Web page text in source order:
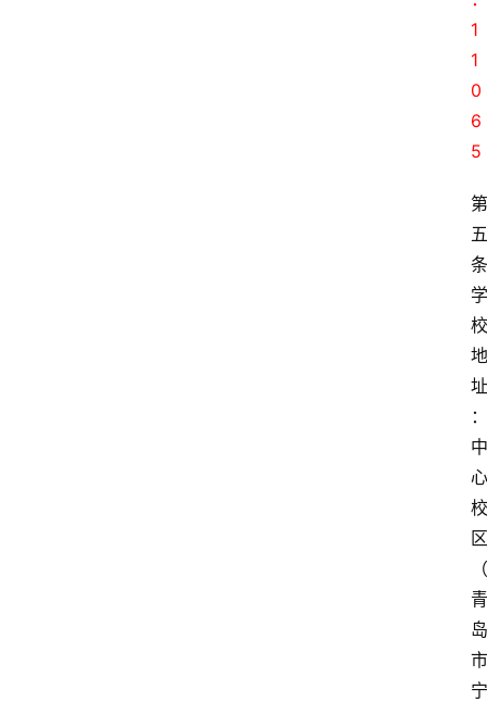
1
1
0
6
5
第
五
条
学
校
地
址
：
中
心
校
区
（
青
岛
市
宁